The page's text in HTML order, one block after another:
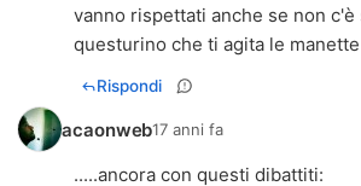
vanno rispettati anche se non c'è
questurino che ti agita le
Rispondi
acaonweb17 anni fa
.....ancora con questi dibattiti: